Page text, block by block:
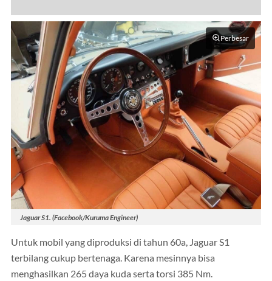
Perbesar
Jaguar S1. (Facebook/Kuruma Engineer)
Untuk mobil yang diproduksi di tahun 60a, Jaguar S1
terbilang cukup bertenaga. Karena mesinnya bisa
menghasilkan 265 daya kuda serta torsi 385 Nm.